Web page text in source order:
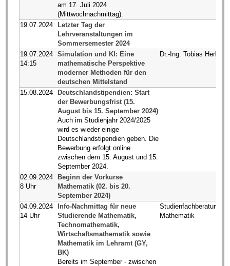
am 17. Juli 2024
(Mittwochnachmittag).
19.07.2024
Letzter Tag der
Lehrveranstaltungen im
Sommersemester 2024
19.07.2024
14:15
Simulation und KI: Eine
mathematische Perspektive
moderner Methoden für den
deutschen Mittelstand
Dr.-Ing. Tobias Herken
15.08.2024
Deutschlandstipendien: Start
der Bewerbungsfrist (15.
August bis 15. September 2024)
Auch im Studienjahr 2024/2025
wird es wieder einige
Deutschlandstipendien geben. Die
Bewerbung erfolgt online
zwischen dem 15. August und 15.
September 2024.
02.09.2024
8 Uhr
Beginn der Vorkurse
Mathematik (02. bis 20.
September 2024)
04.09.2024
14 Uhr
Info-Nachmittag für neue
Studierende Mathematik,
Technomathematik,
Wirtschaftsmathematik sowie
Mathematik im Lehramt (GY,
BK)
Bereits im September - zwischen
Studienfachberatung
Mathematik